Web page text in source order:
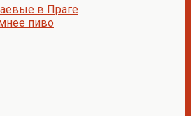
в Праге
пиво